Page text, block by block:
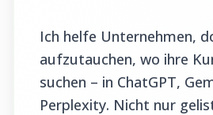
Ich helfe Unternehmen,
aufzutauchen, wo ihre
suchen – in ChatGPT,
Perplexity. Nicht nur